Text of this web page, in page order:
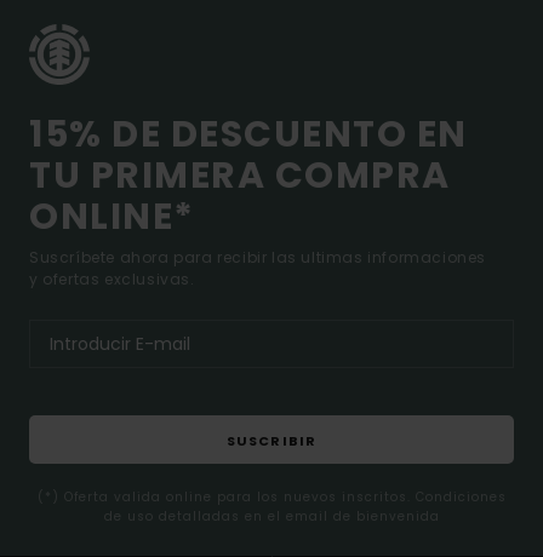
15% DE DESCUENTO EN
TU PRIMERA COMPRA
ONLINE*
Suscríbete ahora para recibir las ultimas informaciones
y ofertas exclusivas.
SUSCRIBIR
(*) Oferta valida online para los nuevos inscritos. Condiciones
de uso detalladas en el email de bienvenida